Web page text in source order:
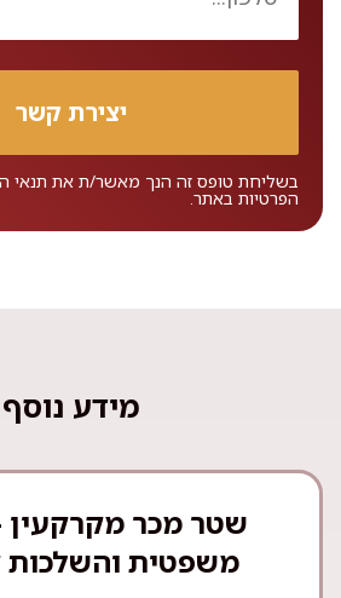
בשליחת טופס זה הנך מאשר/ת את תנאי
הפרטיות באתר.
מידע נוסף
שטר מכר מקרקעין
משפטית והשלכות